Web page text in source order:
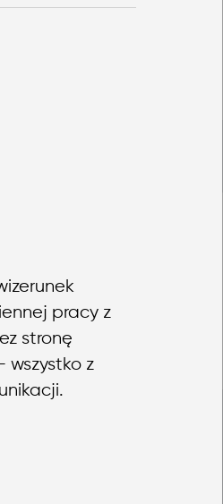
pracy z
stronę
wszystko z